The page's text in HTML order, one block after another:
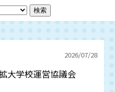
2026/07/28
大学校運営協議会